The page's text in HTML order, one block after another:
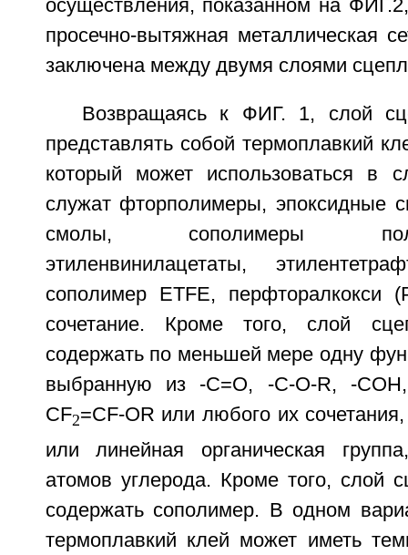
осуществления, показанном на
просечно-вытяжная металлическая
заключена между двумя слоями
Возвращаясь к ФИГ. 1, слой
представлять собой термоплавкий
который может использоваться в
служат фторполимеры, эпоксидные
смолы, сополимеры
этиленвинилацетаты,
сополимер ETFE, перфторалкокси
сочетание. Кроме того, слой
содержать по меньшей мере одну
выбранную из -С=O, -C-O-R, -
CF2=CF-OR или любого их
или линейная органическая
атомов углерода. Кроме того, слой
содержать сополимер. В одном
термоплавкий клей может иметь